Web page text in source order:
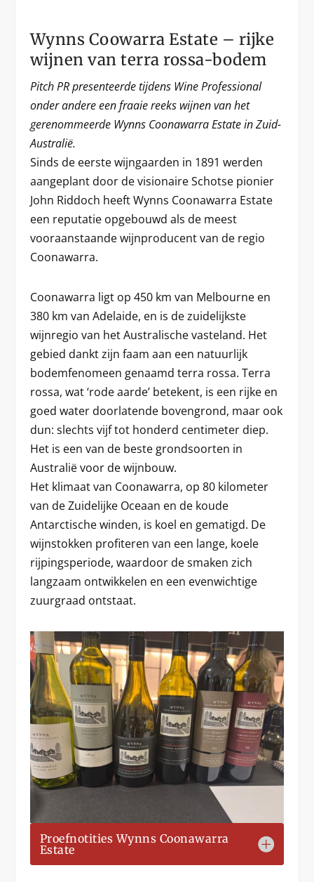
Wynns Coowarra Estate – rijke
wijnen van terra rossa-bodem
Pitch PR presenteerde tijdens Wine Professional
onder andere een fraaie reeks wijnen van het
gerenommeerde Wynns Coonawarra Estate in Zuid-
Australië.
Sinds de eerste wijngaarden in 1891 werden
aangeplant door de visionaire Schotse pionier
John Riddoch heeft Wynns Coonawarra Estate
een reputatie opgebouwd als de meest
vooraanstaande wijnproducent van de regio
Coonawarra.
Coonawarra ligt op 450 km van Melbourne en
380 km van Adelaide, en is de zuidelijkste
wijnregio van het Australische vasteland. Het
gebied dankt zijn faam aan een natuurlijk
bodemfenomeen genaamd terra rossa. Terra
rossa, wat ‘rode aarde’ betekent, is een rijke en
goed water doorlatende bovengrond, maar ook
dun: slechts vijf tot honderd centimeter diep.
Het is een van de beste grondsoorten in
Australië voor de wijnbouw.
Het klimaat van Coonawarra, op 80 kilometer
van de Zuidelijke Oceaan en de koude
Antarctische winden, is koel en gematigd. De
wijnstokken profiteren van een lange, koele
rijpingsperiode, waardoor de smaken zich
langzaam ontwikkelen en een evenwichtige
zuurgraad ontstaat.
Proefnotities Wynns Coonawarra
Estate